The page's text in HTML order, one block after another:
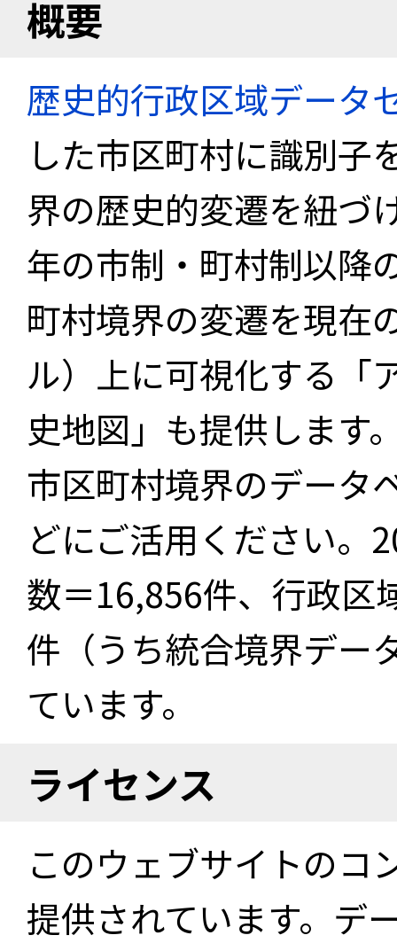
概要
歴史的行政区域データ
した市区町村に識別子
界の歴史的変遷を紐づ
年の市制・町村制以降
町村境界の変遷を現在
ル）上に可視化する「
史地図」も提供します
市区町村境界のデータ
どにご活用ください。
数＝16,856件、行政区
件（うち統合境界デー
ています。
ライセンス
このウェブサイトのコ
提供されています。デ